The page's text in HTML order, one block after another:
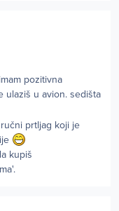
pozitivna
ulaziš u avion. sedišta
prtljag koji je
kupiš